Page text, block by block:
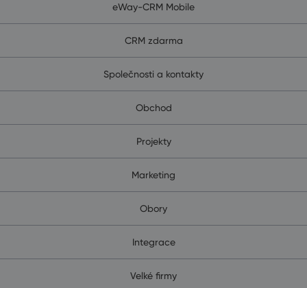
eWay-CRM Mobile
CRM zdarma
Společnosti a kontakty
Obchod
Projekty
Marketing
Obory
Integrace
Velké firmy